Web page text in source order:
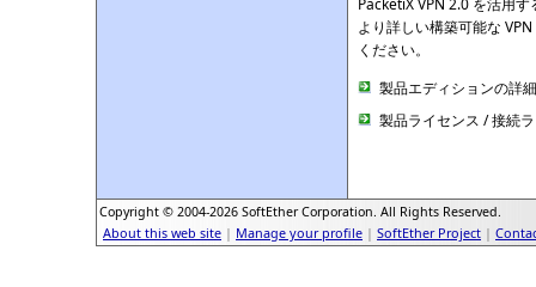
PacketiX VPN 2.0 を活用
より詳しい構築可能な
ください。
製品エディションの詳
製品ライセンス / 接続
Copyright © 2004-2026 SoftEther Corporation. All Rights Reserved.
About this web site | Manage your profile | SoftEther Project |